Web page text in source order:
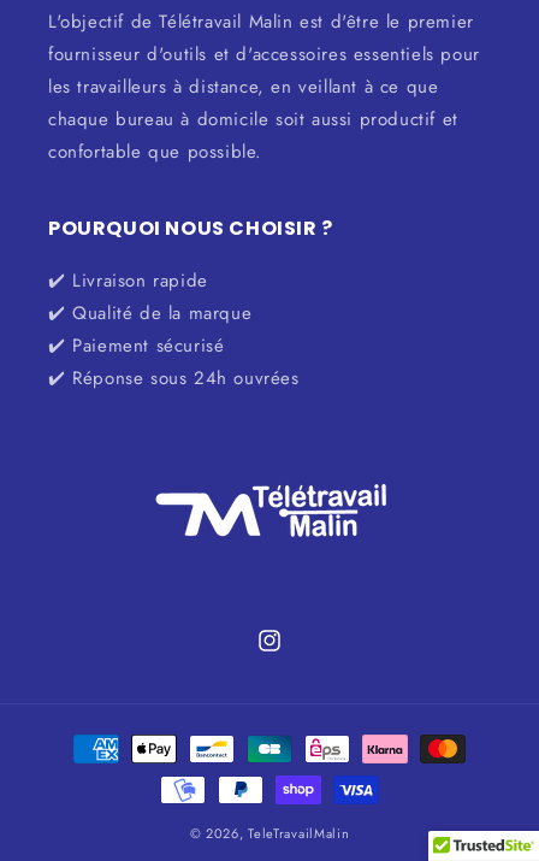
L'objectif de Télétravail Malin est d'être le premier
fournisseur d'outils et d'accessoires essentiels pour
les travailleurs à distance, en veillant à ce que
chaque bureau à domicile soit aussi productif et
confortable que possible.
POURQUOI NOUS CHOISIR ?
✔️ Livraison rapide
✔️ Qualité de la marque
✔️ Paiement sécurisé
✔️ Réponse sous 24h ouvrées
Instagram
Moyens
© 2026,TeleTravailMalin